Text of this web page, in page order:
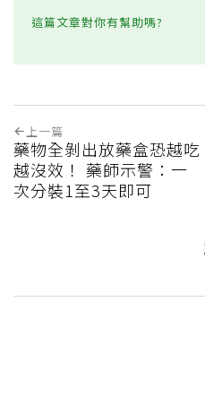
這篇文章對你有幫助嗎?
上一篇
藥物全剝出放藥盒恐越吃
越沒效！ 藥師示警：一
次分裝1至3天即可